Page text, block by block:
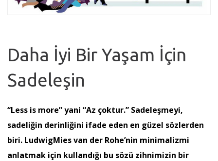
Daha İyi Bir Yaşam İçin
Sadeleşin
“Less is more” yani “Az çoktur.” Sadeleşmeyi,
sadeliğin derinliğini ifade eden en güzel sözlerden
biri. LudwigMies van der Rohe’nin minimalizmi
anlatmak için kullandığı bu sözü zihnimizin bir